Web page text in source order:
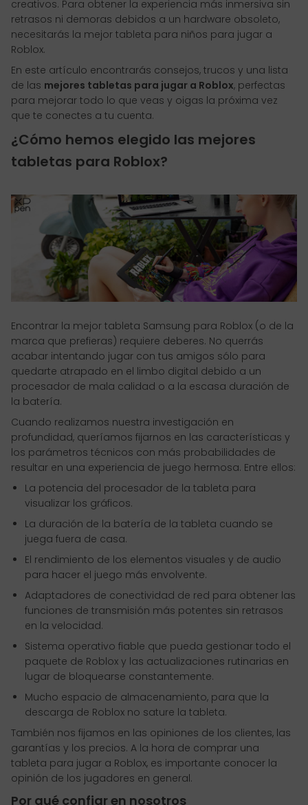
creativos. Para obtener la experiencia más inmersiva sin
retrasos ni demoras debidos a un hardware obsoleto,
necesitarás la mejor tableta para niños para jugar a
Roblox.
En este artículo encontrarás consejos, trucos y una lista
de las mejores tabletas para jugar a Roblox, perfectas
para mejorar todo lo que veas y oigas la próxima vez
que te conectes a tu cuenta.
¿Cómo hemos elegido las mejores
tabletas para Roblox?
Encontrar la mejor tableta Samsung para Roblox (o de la
marca que prefieras) requiere deberes. No querrás
acabar intentando jugar con tus amigos sólo para
quedarte atrapado en el limbo digital debido a un
procesador de mala calidad o a la escasa duración de
la batería.
Cuando realizamos nuestra investigación en
profundidad, queríamos fijarnos en las características y
los parámetros técnicos con más probabilidades de
resultar en una experiencia de juego hermosa. Entre ellos:
La potencia del procesador de la tableta para
visualizar los gráficos.
La duración de la batería de la tableta cuando se
juega fuera de casa.
El rendimiento de los elementos visuales y de audio
para hacer el juego más envolvente.
Adaptadores de conectividad de red para obtener las
funciones de transmisión más potentes sin retrasos
en la velocidad.
Sistema operativo fiable que pueda gestionar todo el
paquete de Roblox y las actualizaciones rutinarias en
lugar de bloquearse constantemente.
Mucho espacio de almacenamiento, para que la
descarga de Roblox no sature la tableta.
También nos fijamos en las opiniones de los clientes, las
garantías y los precios. A la hora de comprar una
tableta para jugar a Roblox, es importante conocer la
opinión de los jugadores en general.
Por qué confiar en nosotros